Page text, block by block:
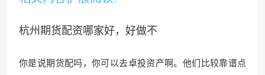
杭州期货配资哪家好，好做不
你是说期货配吗，你可以去卓投资产啊。 他们比较靠谱点